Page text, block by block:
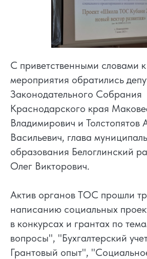
С приветственными словами
мероприятия обратились
Законодательного Собрания
Краснодарского края
Владимирович и Толстопятов
Васильевич, глава
образования Белоглинский
Олег Викторович.
Актив органов ТОС прошли
написанию социальных
в конкурсах и грантах​ по
вопросы", "Бухгалтерский
Грантовый опыт",